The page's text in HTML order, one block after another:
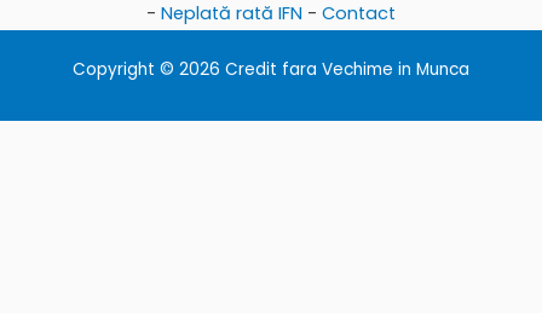
- Neplată rată IFN - Contact
Copyright © 2026 Credit fara Vechime in Munca